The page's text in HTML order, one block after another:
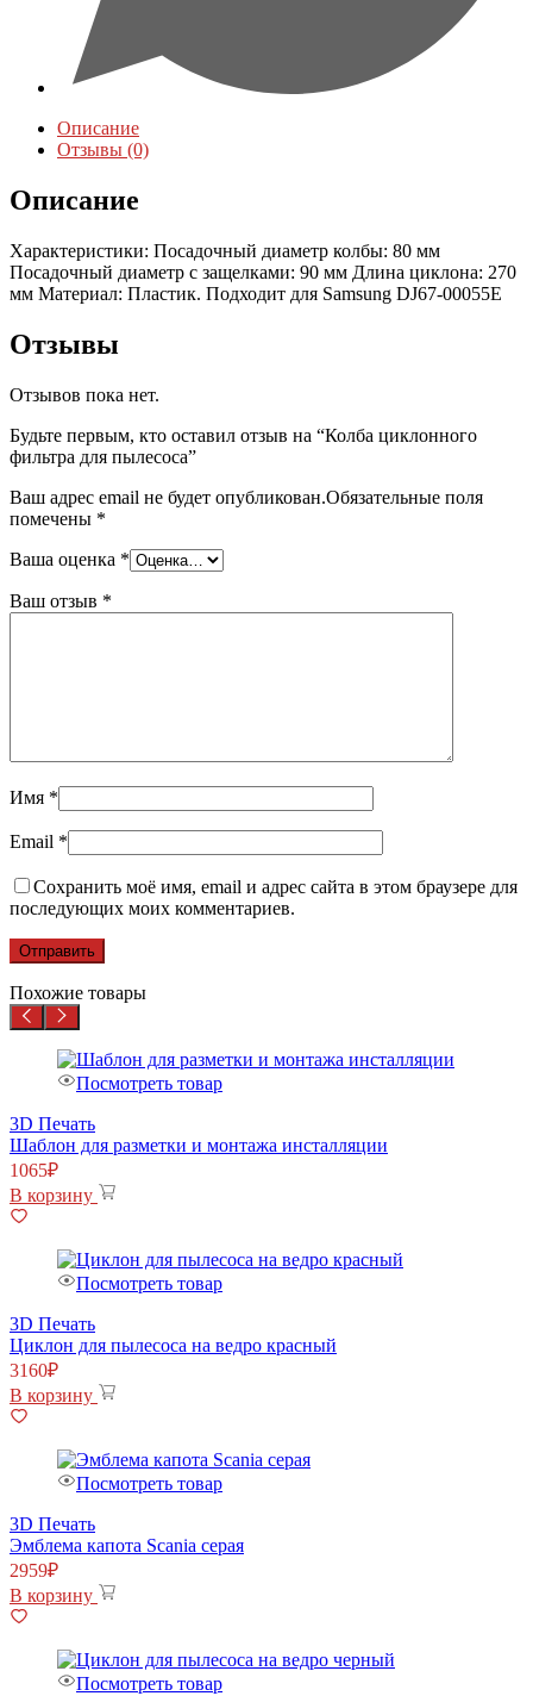
Описание
Отзывы (0)
Описание
Характеристики: Посадочный диаметр колбы: 80 мм
Посадочный диаметр с защелками: 90 мм Длина циклона: 270
мм Материал: Пластик. Подходит для Samsung DJ67-00055E
Отзывы
Отзывов пока нет.
Будьте первым, кто оставил отзыв на “Колба циклонного
фильтра для пылесоса”
Ваш адрес email не будет опубликован.Обязательные поля
помечены *
Ваша оценка *
Ваш отзыв *
Имя *
Email *
Сохранить моё имя, email и адрес сайта в этом браузере для
последующих моих комментариев.
Похожие товары
Посмотреть товар
3D Печать
Шаблон для разметки и монтажа инсталляции
1065₽
В корзину
Посмотреть товар
3D Печать
Циклон для пылесоса на ведро красный
3160₽
В корзину
Посмотреть товар
3D Печать
Эмблема капота Scania серая
2959₽
В корзину
Посмотреть товар